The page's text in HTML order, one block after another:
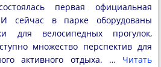
первая официальная
сейчас в парке оборудованы
для велосипедных прогулок,
множество перспектив для
активного отдыха. … Читать